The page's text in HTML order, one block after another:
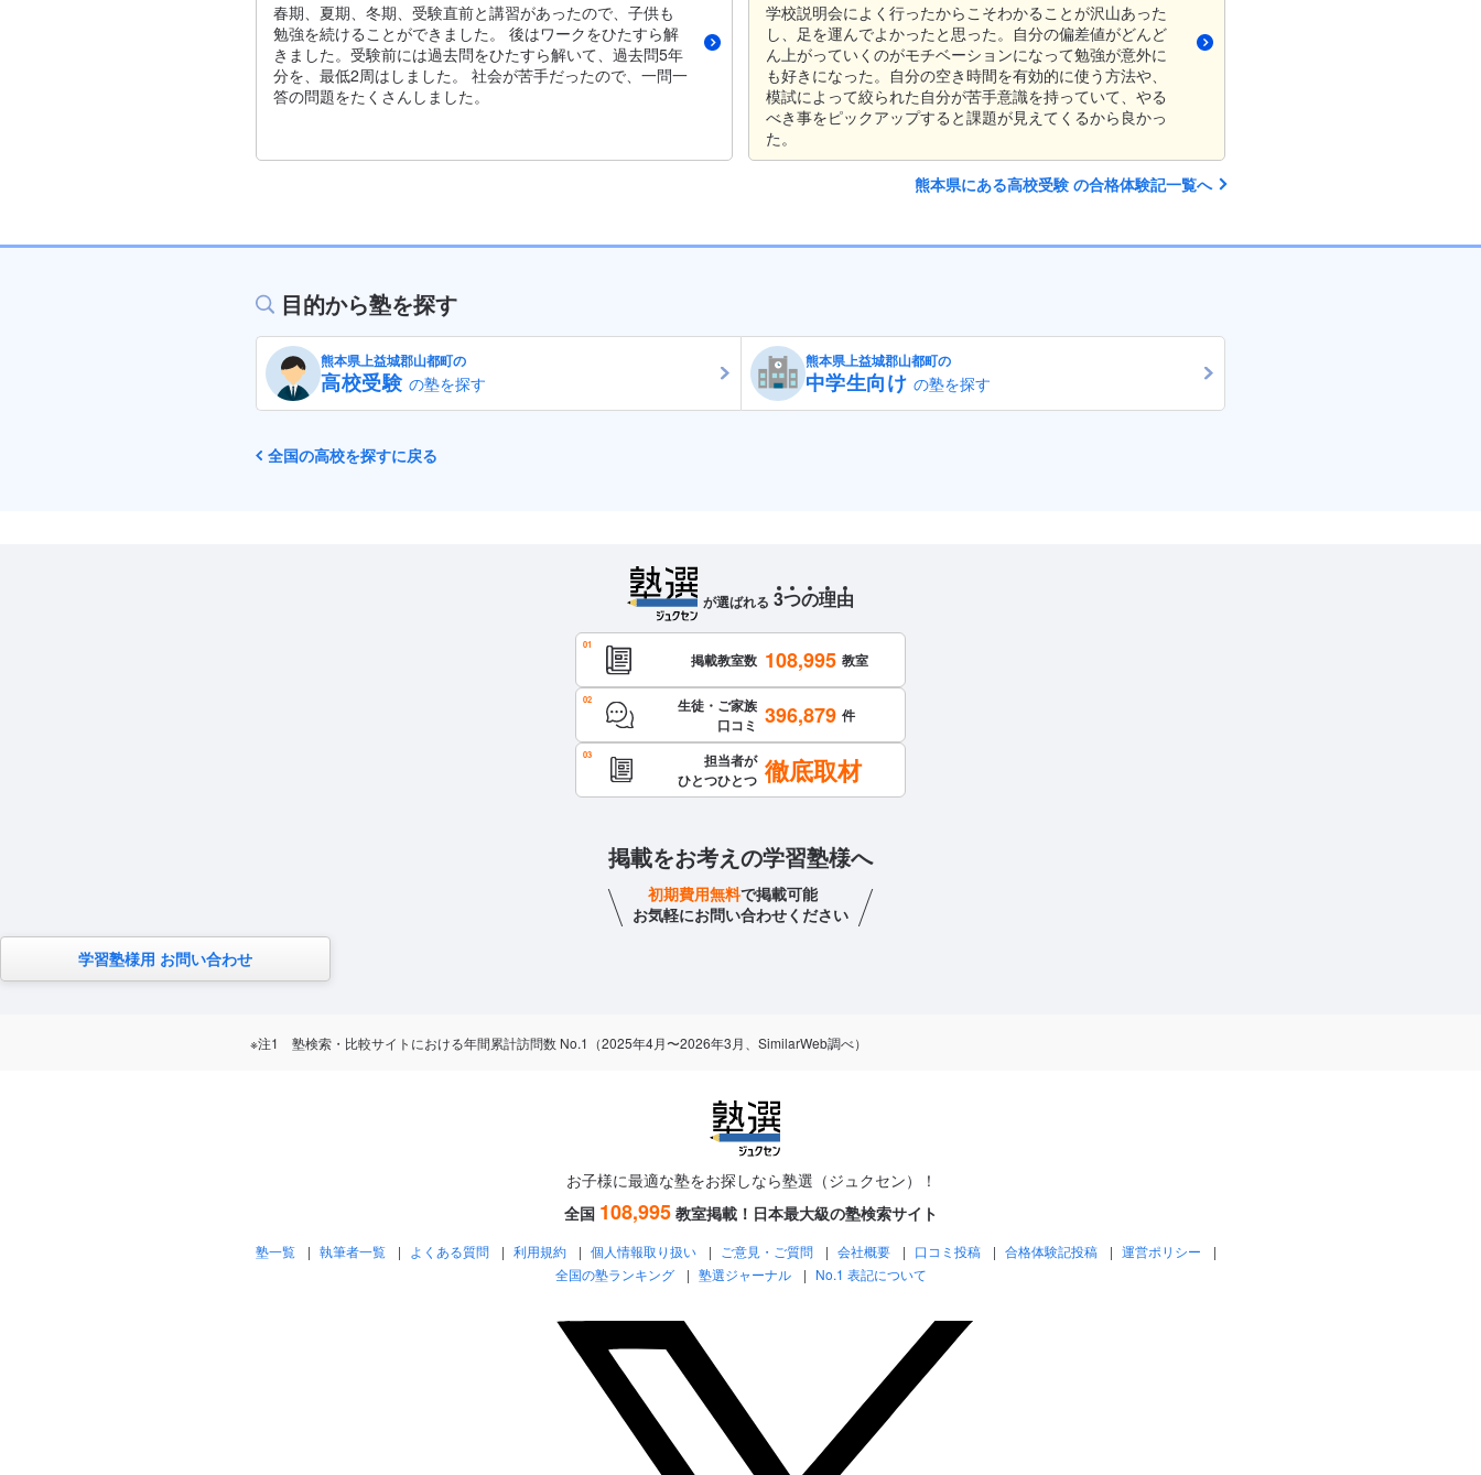
春期、夏期、冬期、受験直前と講習があったので、子供も
勉強を続けることができました。 後はワークをひたすら解
きました。受験前には過去問をひたすら解いて、過去問5年
分を、最低2周はしました。 社会が苦手だったので、一問一
答の問題をたくさんしました。
学校説明会によく行ったからこそわかることが沢山あった
し、足を運んでよかったと思った。自分の偏差値がどんど
ん上がっていくのがモチベーションになって勉強が意外に
も好きになった。自分の空き時間を有効的に使う方法や、
模試によって絞られた自分が苦手意識を持っていて、やる
べき事をピックアップすると課題が見えてくるから良かっ
た。
熊本県にある高校受験 の合格体験記一覧へ
目的から塾を探す
熊本県上益城郡山都町の
高校受験 の塾を探す
熊本県上益城郡山都町の
中学生向け の塾を探す
全国の高校を探すに戻る
が選ばれる 3つの理由
掲載教室数 108,995 教室
生徒・ご家族
口コミ 396,879 件
担当者が
ひとつひとつ 徹底取材
掲載をお考えの学習塾様へ
初期費用無料で掲載可能
お気軽にお問い合わせください
学習塾様用 お問い合わせ
※注1 塾検索・比較サイトにおける年間累計訪問数 No.1（2025年4月〜2026年3月、SimilarWeb調べ）
お子様に最適な塾をお探しなら塾選（ジュクセン）！
全国 108,995 教室掲載！ 日本最大級の塾検索サイト
塾一覧 執筆者一覧 よくある質問 利用規約 個人情報取り扱い ご意見・ご質問 会社概要 口コミ投稿 合格体験記投稿
運営ポリシー
全国の塾ランキング
塾選ジャーナル No.1 表記について